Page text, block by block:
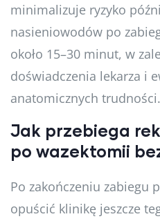
minimalizuje ryzyko
nasieniowodów po
około 15–30 minut, w
doświadczenia lekarza i
anatomicznych trudności.
Jak przebiega
po wazektomii
Po zakończeniu zabiegu
opuścić klinikę jeszcze